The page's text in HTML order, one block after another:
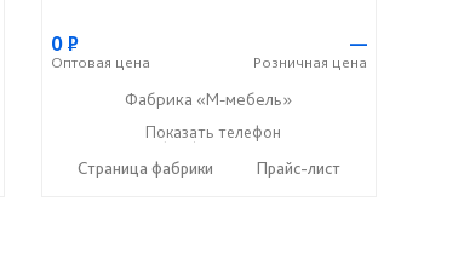
0Р
Оптовая цена
—
Розничная цена
Фабрика «М-мебель»
+7 (902) 349-19-19
Показать телефон
Страница фабрики
Прайс-лист